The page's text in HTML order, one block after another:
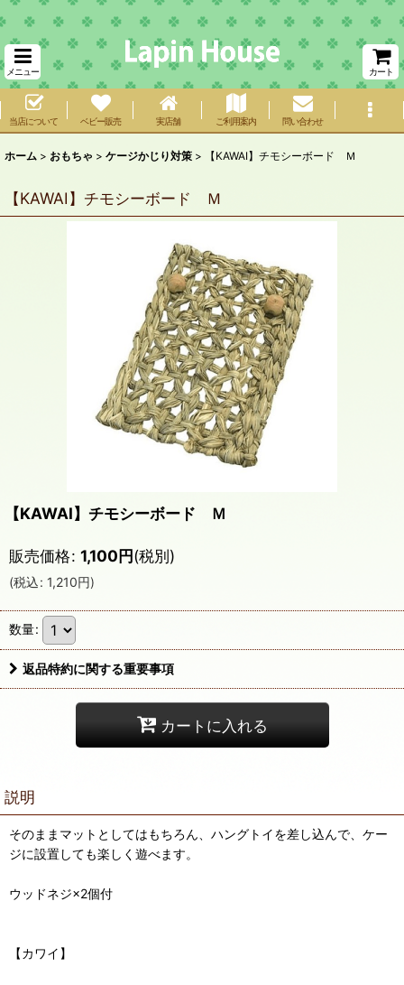
メニュー カート
当店について ベビー販売 実店舗 ご利用案内 問い合わせ
ホーム > おもちゃ > ケージかじり対策 > 【KAWAI】チモシーボード Ｍ
【KAWAI】チモシーボード Ｍ
【KAWAI】チモシーボード Ｍ
販売価格: 1,100円(税別)
(税込: 1,210円)
数量:
返品特約に関する重要事項
カートに入れる
説明
そのままマットとしてはもちろん、ハングトイを差し込んで、ケー
ジに設置しても楽しく遊べます。
ウッドネジ×2個付
【カワイ】